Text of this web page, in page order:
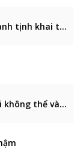
Học Phật như thế nào để tâm thanh tịnh khai trí huệ?
Không khiêm nhường thì mãi mãi không thể vào cửa Phật